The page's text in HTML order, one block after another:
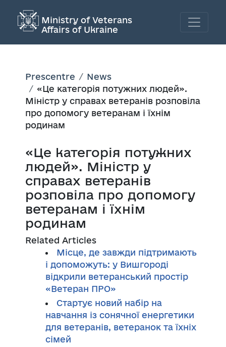
Ministry of Veterans
Affairs of Ukraine
Prescentre
News
«Це категорія потужних людей».
Міністр у справах ветеранів розповіла
про допомогу ветеранам і їхнім
родинам
«Це категорія потужних
людей». Міністр у
справах ветеранів
розповіла про допомогу
ветеранам і їхнім
родинам
Related Articles
Місце, де завжди підтримають
і допоможуть: у Вишгороді
відкрили ветеранський простір
«Ветеран ПРО»
Стартує новий набір на
навчання із сонячної енергетики
для ветеранів, ветеранок та їхніх
сімей